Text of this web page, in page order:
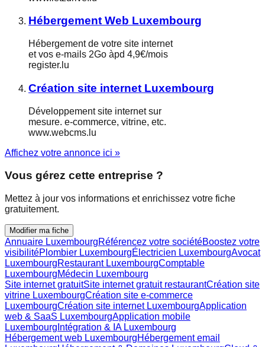
Hébergement Web Luxembourg
Hébergement de votre site internet
et vos e-mails 2Go àpd 4,9€/mois
register.lu
Création site internet Luxembourg
Développement site internet sur
mesure. e-commerce, vitrine, etc.
www.webcms.lu
Affichez votre annonce ici »
Vous gérez cette entreprise ?
Mettez à jour vos informations et enrichissez votre fiche
gratuitement.
Modifier ma fiche
Annuaire LuxembourgRéférencez votre sociétéBoostez votre
visibilitéPlombier LuxembourgÉlectricien LuxembourgAvocat
LuxembourgRestaurant LuxembourgComptable
LuxembourgMédecin Luxembourg
Site internet gratuitSite internet gratuit restaurantCréation site
vitrine LuxembourgCréation site e-commerce
LuxembourgCréation site internet LuxembourgApplication
web & SaaS LuxembourgApplication mobile
Luxembourg Intégration & IA Luxembourg
Hébergement web LuxembourgHébergement email